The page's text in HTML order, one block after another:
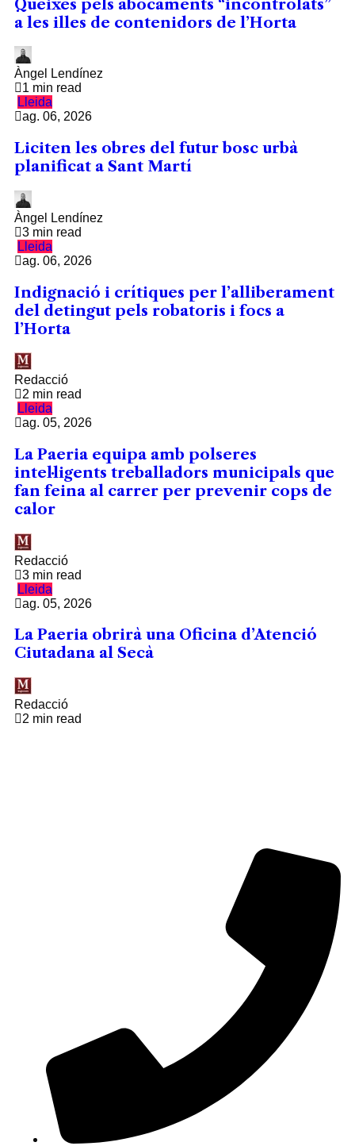
Queixes pels abocaments “incontrolats”
a les illes de contenidors de l’Horta
Àngel Lendínez
1 min read
Lleida
ag. 06, 2026
Liciten les obres del futur bosc urbà
planificat a Sant Martí
Àngel Lendínez
3 min read
Lleida
ag. 06, 2026
Indignació i crítiques per l’alliberament
del detingut pels robatoris i focs a
l’Horta
Redacció
2 min read
Lleida
ag. 05, 2026
La Paeria equipa amb polseres
intel·ligents treballadors municipals que
fan feina al carrer per prevenir cops de
calor
Redacció
3 min read
Lleida
ag. 05, 2026
La Paeria obrirà una Oficina d’Atenció
Ciutadana al Secà
Redacció
2 min read